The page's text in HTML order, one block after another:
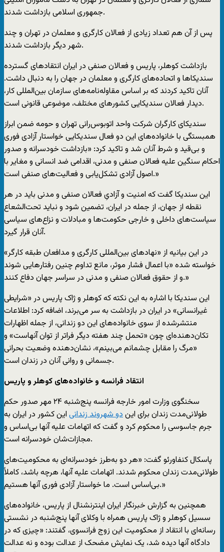
جمهوری اسلامی بازداشت شدند.
پس از آن هم تعداد زیادی از فعالان کارگری و معلمان در تهران و چند
شهر دیگر بازداشت شدند.
بازداشت کوهلر، پاریس و فعالان صنفی در ایران انتقادهای گسترده
سندیکاها و اتحاده‌های کارگری و معلمان در جهان را به دنبال داشت.
آنان تاکید کردند که بر اساس مقاوله‌نامه‌های سازمان بین‌المللی کار،
دیدار فعالان سندیکایی کشورهای مختلف، موضوعی قانونی است.
سندیکای کارگران شرکت واحد اتوبوس‌رانی تهران و حومه ضمن ابراز
همبستگی با خانواده‌های این دو فعال سندیکایی خواستار آزادی فوری
و بی‌قید و شرط آنان شد و تاکید کرد: «بازداشت خودسرانه و صدور
احکام سنگین علیه فعالان صنفی و مدنی، اقدامی ضد انسانی و مغایر با
اصول آزادی تشکل‌یابی و فعالیت‌های صنفی است.»
این سندیکا گفت که امنیت و آزادیِ فعالان صنفی و مدنی باید در هر
نقطه‌ از جهان، از جمله در ایران، تضمین شود و نباید تحت‌الشعاع
سیاست‌های داخلی و خارجی حکومت‌ها و مبادلات و نزاع‌های سیاسی
آنان قرار گیرد.
در این بیانیه از «نهادهای بین‌المللی کارگری و مدافعان طبقه‌ کارگر»
خواسته شده «با اعمال فشار موثر، مانع تداوم چنین رفتارهایی شوند
و از حقوق فعالان صنفی و مدنی در سراسر جهان دفاع کنند.»
این سندیکا با اشاره به این نکته که کوهلر و ژاک پاریس در «شرایطی
غیرانسانی» در ایران در بازداشت به سر می‌برند، اضافه کرد: اطلاعات
منتشرشده از سوی خانواده‌های این دو زندانی، از جمله اظهارات
تکان‌دهنده‌ای چون «تحمل چند هفته دیگر فراتر از توان آنهاست» و
«مرگ را مقابل چشمانم می‌بینم»، نشان‌دهنده وضعیت بحرانی
جسمانی و روانی آنان در زندان است.
انتقاد فرانسه و خانواده‌های کوهلر و پاریس
سخنگوی وزارت امور خارجه فرانسه پنج‌شنبه ۲۴ مهر صدور حکم
طولانی‌مدت زندان برای ایندو شهروند زندانی این کشور در ایران به
جرم جاسوسی را محکوم کرد و گفت که اتهامات علیه آنها بی‌اساس و
مجازات‌شان خودسرانه است.
پاسکال کنفاورئو گفت: «هر دو به‌طرز خودسرانه‌ای به محکومیت‌های
طولانی‌مدت زندان محکوم شدند. اتهامات علیه آنها، هرچه باشد، کاملاً
بی‌اساس است. ما خواستار آزادی فوری آنها هستیم.»
همچنین به گزارش خبرنگار ایران اینترنشنال از پاریس،‌ خانواده‌های
سسیل کوهلر و ژاک پاریس همراه با وکلای آنها پنج‌شنبه در نشستی
رسانه‌ای با انتقاد از محکومیت این زوج فرانسوی،‌ گفتند: «چیزی که در
دادگاه آنها دیده شد،‌ یک نمایش مضحک از عدالت بوده و نه عدالت